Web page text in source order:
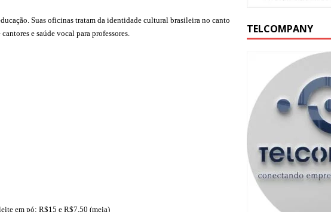
Suas oficinas tratam da identidade cultural brasileira no canto
e saúde vocal para professores.
em pó: R$15 e R$7,50 (meia)
TELCOMPANY